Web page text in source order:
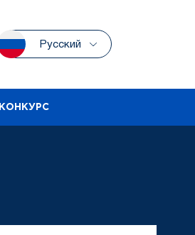
Русский
КОНКУРС